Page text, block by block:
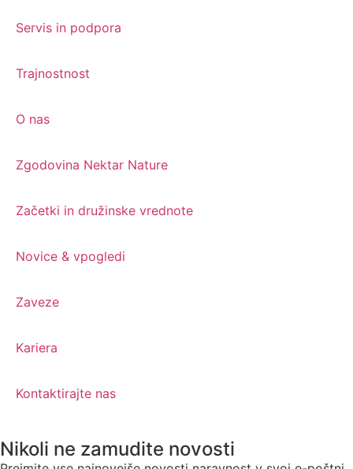
Servis in podpora
Trajnostnost
O nas
Zgodovina Nektar Nature
Začetki in družinske vrednote
Novice & vpogledi
Zaveze
Kariera
Kontaktirajte nas
Nikoli ne zamudite novosti